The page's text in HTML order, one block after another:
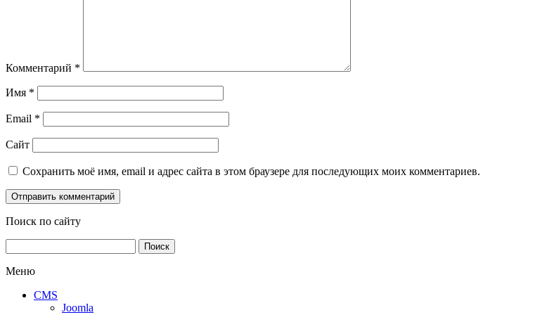
Комментарий *
Имя *
Email *
Сайт
Сохранить моё имя, email и адрес сайта в этом браузере для последующих моих комментариев.
Поиск по сайту
Меню
CMS
Joomla